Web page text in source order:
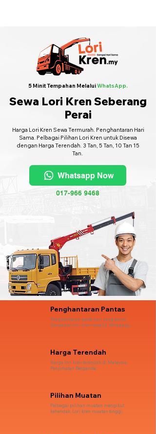
5 Minit Tempahan MelaluiWhatsApp.
Sewa Lori Kren Seberang
Perai
Harga Lori Kren Sewa Termurah. Penghantaran Hari
Sama. Pelbagai Pilihan Lori Kren untuk Disewa
dengan Harga Terendah. 3 Tan, 5 Tan, 10 Tan 15
Tan.
Whatsapp Now
017-966 9468
Penghantaran Pantas
Penghantaran pada hari yang sama.
Tempahan lori kren melalui Whatsapp.
Harga Terendah
Harga lori kren terendah di Malaysia.
Penjimatan Berganda.
Pilihan Muatan
Pelbagai pilihan muatan mengikut
kehendak. Lori kren muatan tinggi.